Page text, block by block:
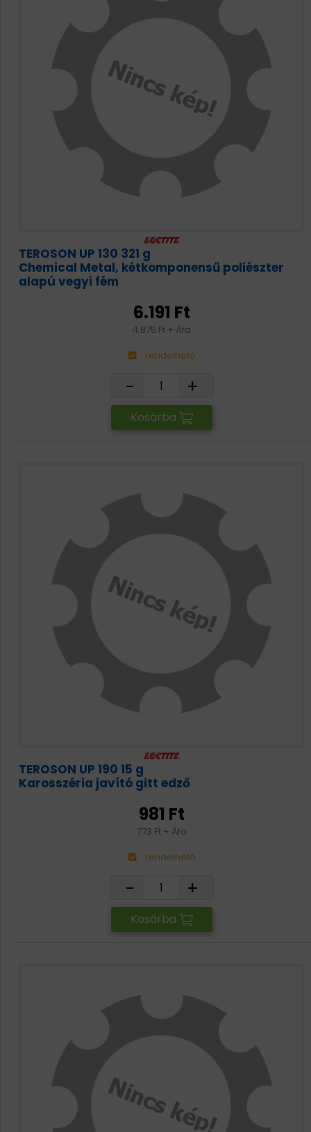
TEROSON UP 130 321 g
Chemical Metal, kétkomponensű poliészter
alapú vegyi fém
6.191 Ft
4.875 Ft + Áfa
rendelhető
- +
Kosárba
TEROSON UP 190 15 g
Karosszéria javító gitt edző
981 Ft
773 Ft + Áfa
rendelhető
- +
Kosárba